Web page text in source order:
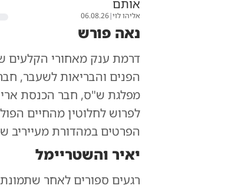
אותם
אליהו לוי|
06.08.26
נאה פורש
דרמת ענק מאחורי הקלעים
הפנים והבריאות לשעבר,
מפלגת ש"ס, חבר הכנסת
לפרוש לחלוטין מהחיים
הפרטים במהדורת מעייריב
יאיר והשטריימל
רגעים ספורים לאחר